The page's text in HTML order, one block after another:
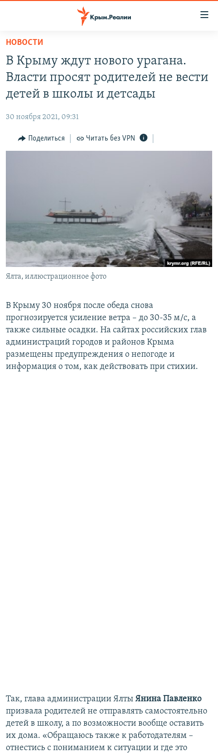
Вернуться
основному
содержанию
Вернутся
главной
навигации
Вернутся
СПЕЦПРОЕКТЫ
ГРУЗ 200
11 ЛЕТ ОККУПАЦИИ КРЫМА. 11 ИСТОРИЙ СОПРОТИВЛЕНИЯ
ЕЩЕ
ИНТЕРАКТИВ
ПРОПАВШИЕ БЕЗ ВЕСТИ
КРЫМ.НЕПОКОРЕННЫЙ
ELIFBE
УКРАИНСКАЯ ПРОБЛЕМА КРЫМА
РАДІО СВОБОДА
ПРИСОЕДИНЯЙТЕСЬ!
НОВОСТИ
В Крыму ждут нового урагана.
Власти просят родителей не вести
детей в школы и детсады
30 ноября 2021, 09:31
Поделиться Читать без VPN
Ялта, иллюстрационное фото
В Крыму 30 ноября после обеда снова
прогнозируется усиление ветра – до 30-35 м/с, а
также сильные осадки. На сайтах российских глав
администраций городов и районов Крыма
размещены предупреждения о непогоде и
информация о том, как действовать при стихии.
Так, глава администрации Ялты Янина Павленко
призвала родителей не отправлять самостоятельно
детей в школу, а по возможности вообще оставить
их дома. «Обращаюсь также к работодателям –
отнестись с пониманием к ситуации и где это